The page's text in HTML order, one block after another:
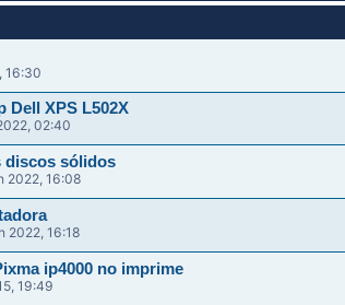
16:30
Dell XPS L502X
02:40
discos sólidos
2022, 16:08
2022, 16:18
ip4000 no imprime
19:49